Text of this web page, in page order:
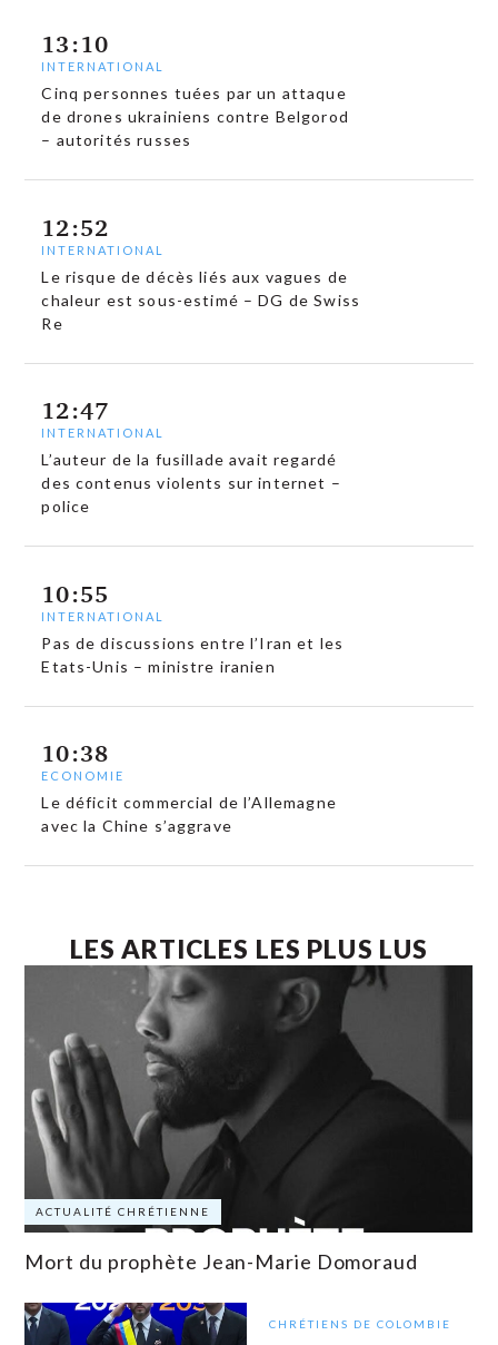
13:10
INTERNATIONAL
Cinq personnes tuées par un attaque
de drones ukrainiens contre Belgorod
– autorités russes
12:52
INTERNATIONAL
Le risque de décès liés aux vagues de
chaleur est sous-estimé – DG de Swiss
Re
12:47
INTERNATIONAL
L’auteur de la fusillade avait regardé
des contenus violents sur internet –
police
10:55
INTERNATIONAL
Pas de discussions entre l’Iran et les
Etats-Unis – ministre iranien
10:38
ECONOMIE
Le déficit commercial de l’Allemagne
avec la Chine s’aggrave
LES ARTICLES LES PLUS LUS
ACTUALITÉ CHRÉTIENNE
Mort du prophète Jean-Marie Domoraud
CHRÉTIENS DE COLOMBIE